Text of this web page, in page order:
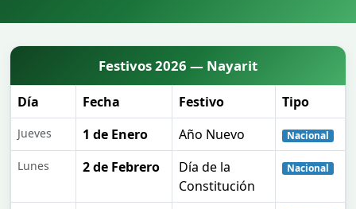
Festivos 2026 — Nayarit
Día Fecha Festivo Tipo
Jueves 1 de Enero Año Nuevo Nacional
Lunes 2 de Febrero
Día de la
Constitución
Nacional